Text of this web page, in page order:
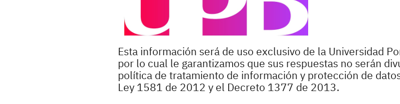
Esta información será de uso exclusivo de la Universidad
por lo cual le garantizamos que sus respuestas no serán
política de tratamiento de información y protección de
Ley 1581 de 2012 y el Decreto 1377 de 2013.